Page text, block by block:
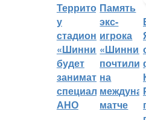
Территорией
у
стадиона
«Шинник»
будет
заниматься
специальное
АНО
Память
экс-
игрока
почтили
на
матче